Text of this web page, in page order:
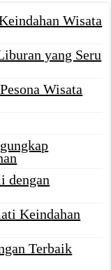
Wisata
yang Seru
Wisata
dengan
Keindahan
Terbaik